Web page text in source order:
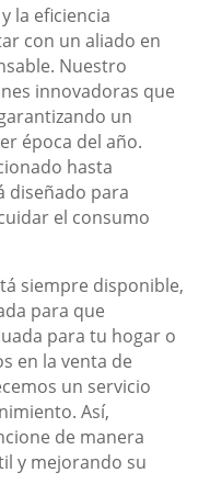
la eficiencia
con un aliado en
Nuestro
innovadoras que
un
época del año.
hasta
diseñado para
el consumo
siempre disponible,
para que
para tu hogar o
en la venta de
un servicio
Así,
de manera
y mejorando su